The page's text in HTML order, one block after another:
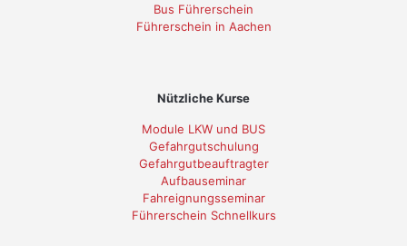
Bus Führerschein
Führerschein in Aachen
Nützliche Kurse
Module LKW und BUS
Gefahrgutschulung
Gefahrgutbeauftragter
Aufbauseminar
Fahreignungsseminar
Führerschein Schnellkurs